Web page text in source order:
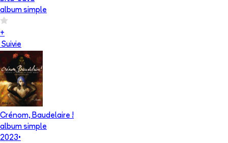
album simple
+
Suivie
Crénom, Baudelaire !
album simple
2023•